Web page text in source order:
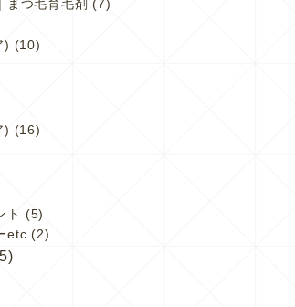
まつ毛育毛剤 (7)
) (10)
) (16)
ト
(5)
etc (2)